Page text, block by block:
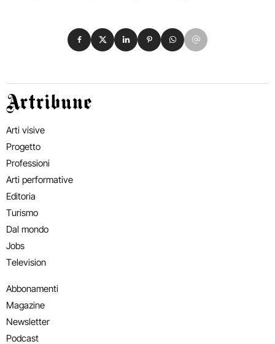
Condividi su Facebook
Condividi su X
Condividi su LinkedIn
Condividi su Pinterest
Condividi su WhatsApp
Condividi su Email
Artribune
Arti visive
Progetto
Professioni
Arti performative
Editoria
Turismo
Dal mondo
Jobs
Television
Abbonamenti
Magazine
Newsletter
Podcast